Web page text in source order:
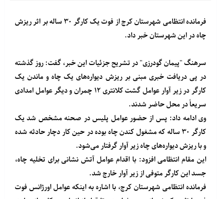
فرمانده انتظامی شهرستان کرج از فوت یک کارگر ۳۰ ساله بر اثر ریزش
چاه در این شهرستان خبر داد.
سرهنگ "پیمان گودرزی" در تشریح جزئیات این خبر، گفت: روز گذشته
در پی دریافت خبری مبنی بر ریزش دیواره‌های یک چاه و ماندن یک
کارگر در زیر آوار عوامل گشت کلانتری ۱۲ چمران و دیگر عوامل امدادی
سریعاً در محل حاضر شدند.
وی ادامه داد: پس از حضور عوامل پلیس در صحنه مشخص شد یک
کارگر ۳۰ ساله که مشغول کندن چاه بوده در حین کار دچار حادثه شده
و با ریزش دیواره‌های چاه زیر آوار گرفتار می‌شود.
این مقام انتظامی افزود: با اقدام عوامل آتش نشانی برای تخلیه چاه،
جسد این کارگر متوفی از زیر آوار خارج شد.
فرمانده انتظامی شهرستان کرج، با اشاره به اینکه عوامل اورژانس فوت